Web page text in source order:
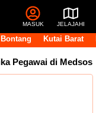
MASUK JELAJAHI
Bontang Kutai Barat
di Medsos